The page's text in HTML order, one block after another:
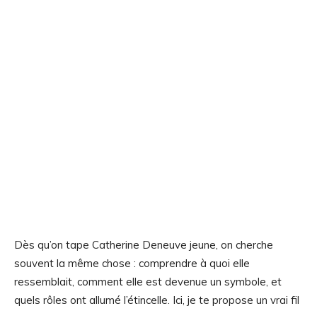
Dès qu’on tape Catherine Deneuve jeune, on cherche
souvent la même chose : comprendre à quoi elle
ressemblait, comment elle est devenue un symbole, et
quels rôles ont allumé l’étincelle. Ici, je te propose un vrai fil